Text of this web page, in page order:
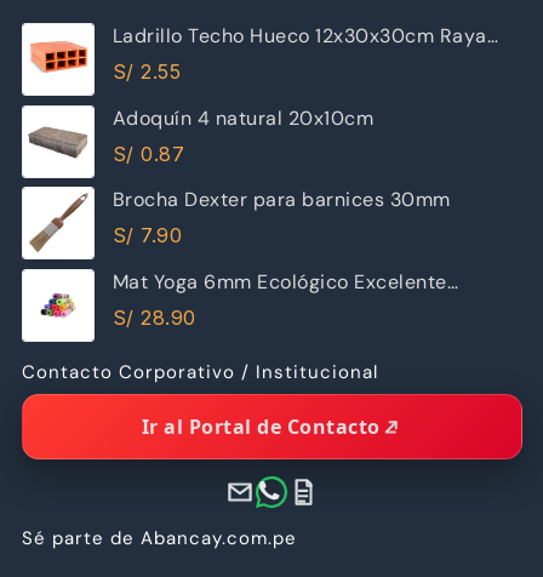
Ladrillo Techo Hueco 12x30x30cm Raya
Piramide
S/ 2.55
Adoquín 4 natural 20x10cm
S/ 0.87
Brocha Dexter para barnices 30mm
S/ 7.90
Mat Yoga 6mm Ecológico Excelente
Calidad
S/ 28.90
Contacto Corporativo / Institucional
Ir al Portal de Contacto
Sé parte de Abancay.com.pe